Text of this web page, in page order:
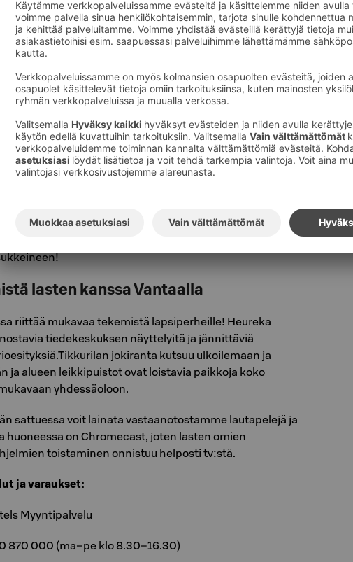
lapsille lisähuoneen hintaan 60 €/2 lasta/ vrk, kun
oman huoneen. Varaa ensin normaalihintainen
ja sen jälkeen lasten lisähuone myyntipalvelusta.
hotellissa
on oma lasten ruokalista ja syöttötuoleja
Tutustu ravintolaan tästä >>
listalta löytyy monia lasten makuun sopivia pizzoja ja
omavalintaiseen pizzaan.Tutustu ravintolaan tästä >>
aamiaisbuffetista löytyy monia lapsille mieluisia
croissanteja, nakkeja ja smoothieita. Sekä tietysti
lasten kanssa Vantaalla
riittää mukavaa tekemistä lapsiperheille! Heureka
tiedekeskuksen näyttelyitä ja jännittäviä
jokiranta kutsuu ulkoilemaan ja
ja alueen leikkipuistot ovat loistavia paikkoja koko
yhdessäoloon.
sattuessa voit lainata vastaanotostamme lautapelejä ja
huoneessa on Chromecast, joten lasten omien
toistaminen onnistuu helposti tv:stä.
ja varaukset:
Myyntipalvelu
870 000 (ma–pe klo 8.30–16.30)